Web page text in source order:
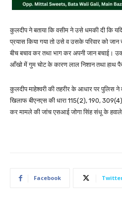
कुलदीप ने बताया कि वसीम ने उसे धमकी दी कि
प्रयास किया गया तो उसे व उसके परिवार को
बीच बचाव कर तथा भाग कर अपनी जान बचाई।
आँखो में गुम चोट के कारण लाल निशान तथा हाथ
कुलदीप माहेश्वरी की तहरीर के आधार पर पुलिस
खिलाफ बीएनएस की धारा 115(2), 190,
कर मामले की जांच एसआई जोगा सिंह संधू के
Facebook